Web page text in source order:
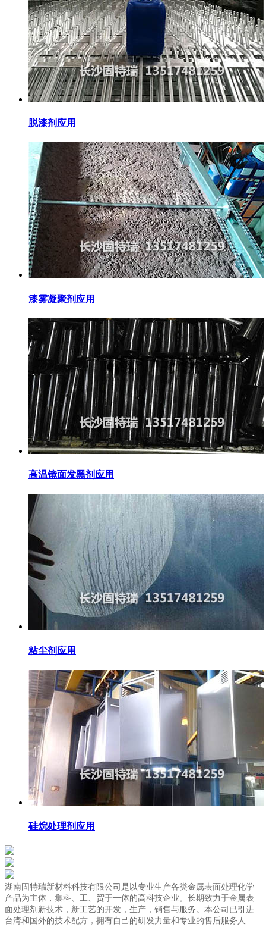
脱漆剂应用
漆雾凝聚剂应用
高温镜面发黑剂应用
粘尘剂应用
硅烷处理剂应用
湖南固特瑞新材料科技有限公司是以专业生产各类金属表面处理化学
产品为主体，集科、工、贸于一体的高科技企业。长期致力于金属表
面处理剂新技术，新工艺的开发，生产，销售与服务。本公司已引进
台湾和国外的技术配方，拥有自己的研发力量和专业的售后服务人